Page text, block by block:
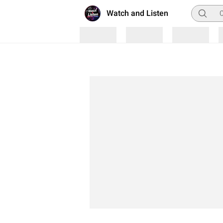
Watch and Listen